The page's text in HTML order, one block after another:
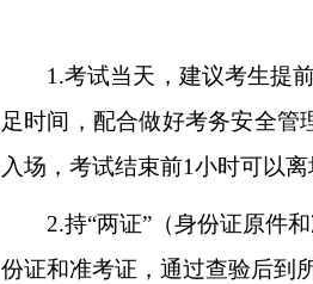
1.考试当天，建议考生提
足时间，配合做好考务安全管
入场，考试结束前1小时可以离
2.持“两证”（身份证原件
份证和准考证，通过查验后到